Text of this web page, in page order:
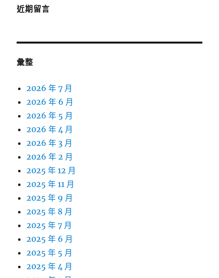
近期留言
彙整
2026 年 7 月
2026 年 6 月
2026 年 5 月
2026 年 4 月
2026 年 3 月
2026 年 2 月
2025 年 12 月
2025 年 11 月
2025 年 9 月
2025 年 8 月
2025 年 7 月
2025 年 6 月
2025 年 5 月
2025 年 4 月